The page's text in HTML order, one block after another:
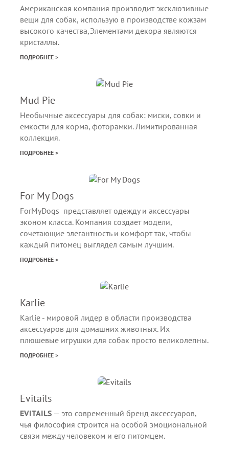
Американская компания производит эксклюзивные
вещи для собак, использую в производстве кожзам
высокого качества,Элементами декора являются
кристаллы.
ПОДРОБНЕЕ >
Mud Pie
Необычные аксессуары для собак: миски, совки и
емкости для корма, фоторамки. Лимитированная
коллекция.
ПОДРОБНЕЕ >
For My Dogs
ForMyDogs представляет одежду и аксессуары
эконом класса. Компания создает модели,
сочетающие элегантность и комфорт так, чтобы
каждый питомец выглядел самым лучшим.
ПОДРОБНЕЕ >
Karlie
Karlie - мировой лидер в области производства
аксессуаров для домашних животных. Их
плюшевые игрушки для собак просто великолепны.
ПОДРОБНЕЕ >
Evitails
EVITAILS — это современный бренд аксессуаров,
чья философия строится на особой эмоциональной
связи между человеком и его питомцем.